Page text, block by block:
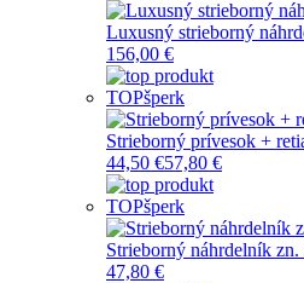
Luxusný strieborný
156,00 €
TOPšperk
Strieborný prívesok +
44,50 €57,80 €
TOPšperk
Strieborný náhrdelník
47,80 €